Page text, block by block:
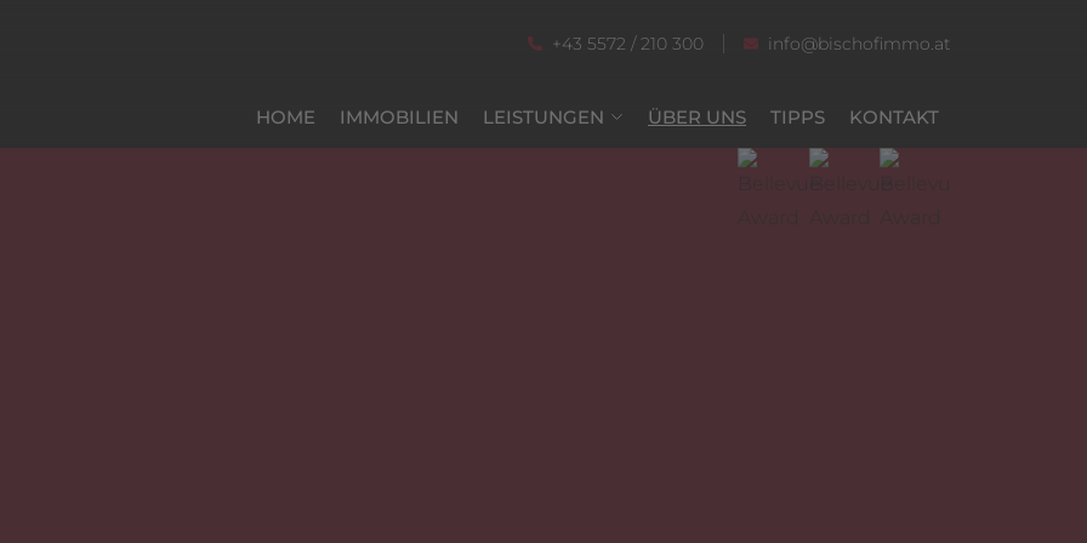
+43 5572 / 210 300 info@bischofimmo.at
HOME IMMOBILIEN LEISTUNGEN ÜBER UNS TIPPS KONTAKT